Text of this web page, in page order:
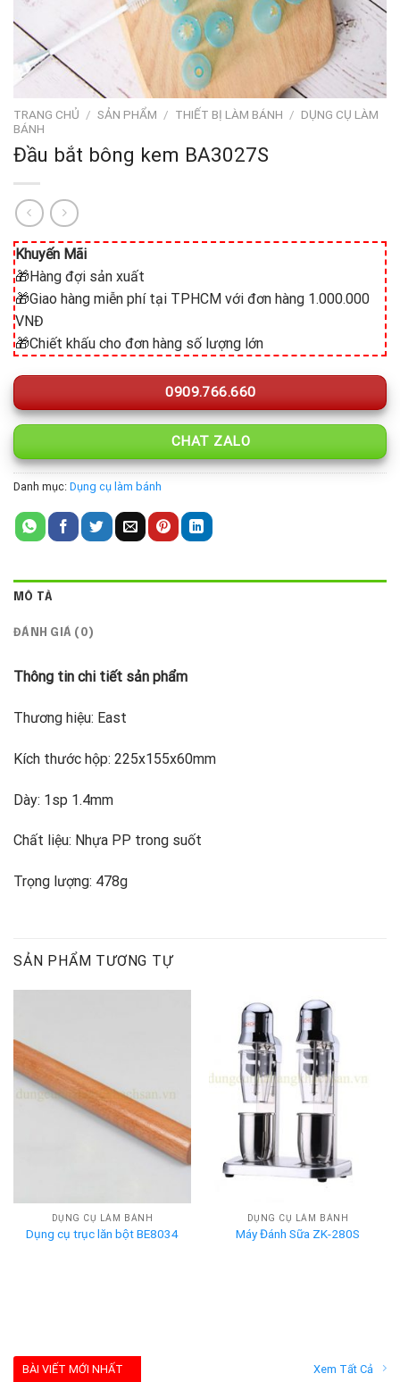
TRANG CHỦ / SẢN PHẨM / THIẾT BỊ LÀM BÁNH / DỤNG CỤ LÀM
BÁNH
Đầu bắt bông kem BA3027S
Khuyến Mãi
🎁Hàng đợi sản xuất
🎁Giao hàng miễn phí tại TPHCM với đơn hàng 1.000.000
VNĐ
🎁Chiết khấu cho đơn hàng số lượng lớn
0909.766.660
CHAT ZALO
Danh mục: Dụng cụ làm bánh
MÔ TẢ
ĐÁNH GIÁ (0)
Thông tin chi tiết sản phẩm
Thương hiệu: East
Kích thước hộp: 225x155x60mm
Dày: 1sp 1.4mm
Chất liệu: Nhựa PP trong suốt
Trọng lượng: 478g
SẢN PHẨM TƯƠNG TỰ
DỤNG CỤ LÀM BÁNH
Dụng cụ trục lăn bột BE8034
DỤNG CỤ LÀM BÁNH
Máy Đánh Sữa ZK-280S
BÀI VIẾT MỚI NHẤT Xem Tất Cả